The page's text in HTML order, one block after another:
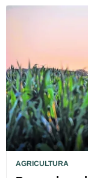
AGRICULTURA